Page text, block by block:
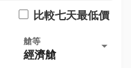
比較七天最低價
經濟艙
艙等 arrow_drop_down